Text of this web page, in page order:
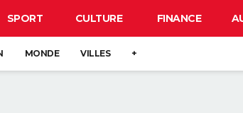
SPORT CULTURE FINANCE
MONDE VILLES +